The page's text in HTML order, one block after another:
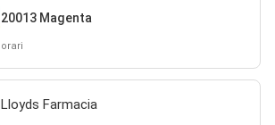
20013 Magenta
orari
Lloyds Farmacia